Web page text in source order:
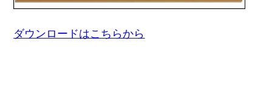
ダウンロードはこちらから